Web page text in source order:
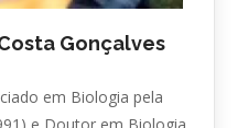
Gonçalves
em Biologia pela